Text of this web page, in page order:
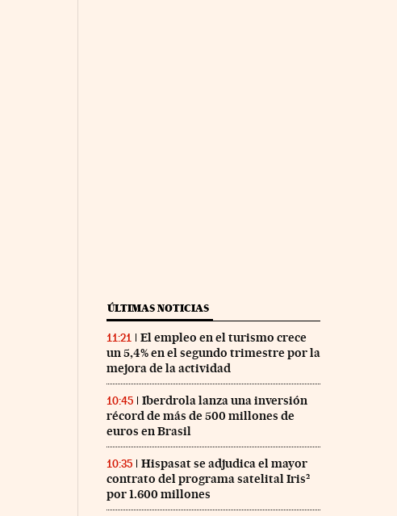
ÚLTIMAS NOTICIAS
11:21
El empleo en el turismo crece
un 5,4% en el segundo trimestre por la
mejora de la actividad
10:45
Iberdrola lanza una inversión
récord de más de 500 millones de
euros en Brasil
10:35
Hispasat se adjudica el mayor
contrato del programa satelital Iris²
por 1.600 millones